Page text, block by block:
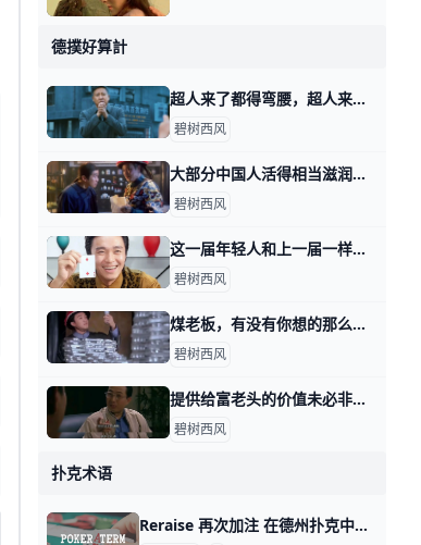
德撲好算計
超人来了都得弯腰，超人来了都得敬酒 前天我写，这年头该怎么赚钱时，提到一种工作岗位叫做表演型。 有读者留言跟我说，有本电影很好看，不亚于多年前的神剧，人民的名义。 电影里有个县长叫
碧树西风
大部分中国人活得相当滋润，只不过自己未必知道 那天我写，这年头该怎么赚钱时，通过留言，看到了不少读者不甘心的情绪。 所谓的不甘心，大都属于那天四个类型里面的前三类，想要换一类。 好比耗材型的
碧树西风
这一届年轻人和上一届一样，遭遇一样，困惑也一样 那天我写这年头，该怎么赚钱时，有读者留言问我说： 怎么看这一届年轻人普遍抱怨机会变少，或者说，更多人身处耗材型工作当中这个事实？ 开门见山的回答
碧树西风
煤老板，有没有你想的那么嗨？ 那天我写，这年头该怎么赚钱时，有个读者留言说，他好想听听煤老板的故事。 在他的理解当中，煤老板是个很爽的群体，就是导演们感慨的，昔日的黄金时代
碧树西风
提供给富老头的价值未必非得是你自己身上的 那天我写这年头该怎么赚钱时，有个在美国工作的，副业做一对一家教的读者问，怎么打开富老头的圈子。 我说终归得提供价值，对方看得上的价值。 有其他读
碧树西风
扑克术语
Reraise 再次加注 在德州扑克中，「Reraise」翻译为「再次加注」或「重新加注」，用来描述一个玩家在先前有玩家下注的情况下再次增加下注的行为。这个动作通常表